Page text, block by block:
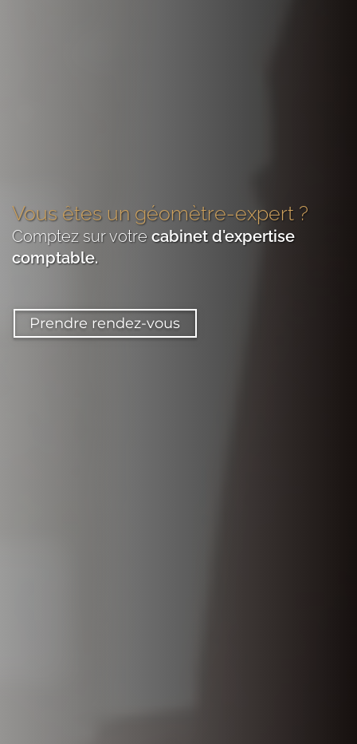
Vous êtes un géomètre-expert ?
Comptez sur votre cabinet d'expertise
comptable.
Prendre rendez-vous